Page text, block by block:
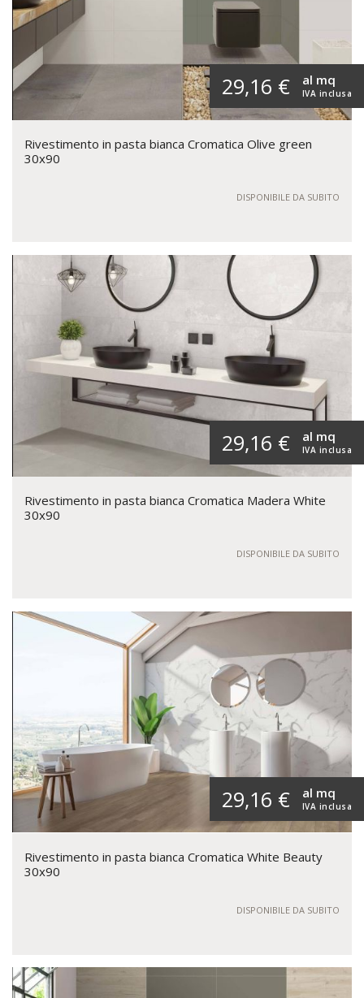
29,16 € IVA inclusa
al mq
Rivestimento in pasta bianca Cromatica Olive green
30x90
DISPONIBILE DA SUBITO
29,16 € IVA inclusa
al mq
Rivestimento in pasta bianca Cromatica Madera White
30x90
DISPONIBILE DA SUBITO
29,16 € IVA inclusa
al mq
Rivestimento in pasta bianca Cromatica White Beauty
30x90
DISPONIBILE DA SUBITO